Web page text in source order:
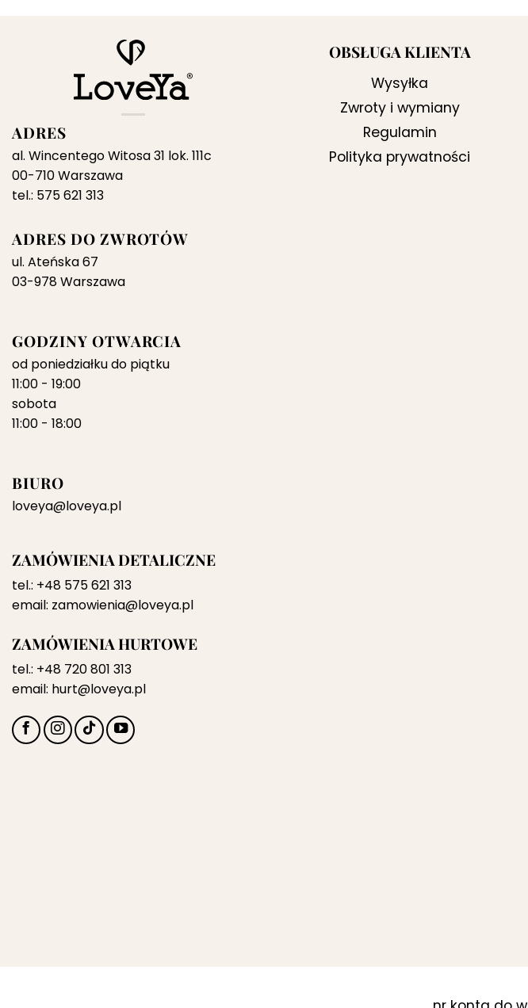
ADRES
al. Wincentego Witosa 31 lok. 111c
00-710 Warszawa
tel.: 575 621 313
ADRES DO ZWROTÓW
ul. Ateńska 67
03-978 Warszawa
GODZINY OTWARCIA
od poniedziałku do piątku
11:00 - 19:00
sobota
11:00 - 18:00
BIURO
loveya@loveya.pl
ZAMÓWIENIA DETALICZNE
tel.: +48 575 621 313
email: zamowienia@loveya.pl
ZAMÓWIENIA HURTOWE
tel.: +48 720 801 313
email: hurt@loveya.pl
OBSŁUGA KLIENTA
Wysyłka
Zwroty i wymiany
Regulamin
Polityka prywatności